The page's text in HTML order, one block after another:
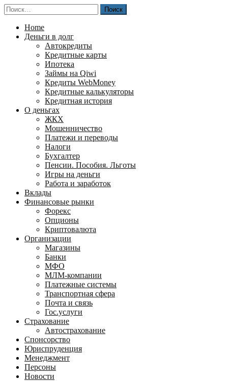
Перейти
к
содержимому
Найти:
Home
Деньги в долг
Автокредиты
Кредитные карты
Ипотека
Займы на Qiwi
Кредиты WebMoney
Кредитные калькуляторы
Кредитная история
О деньгах
ЖКХ
Мошенничество
Платежи и переводы
Налоги
Бухгалтер
Пенсии. Пособия. Льготы
Игры на деньги
Работа и заработок
Вклады
Финансовые рынки
Форекс
Опционы
Криптовалюта
Организации
Магазины
Банки
МФО
МЛМ-компании
Платежные системы
Транспортная сфера
Почта и связь
Гос.услуги
Страхование
Автострахование
Спонсорство
Юриспруденция
Менеджмент
Персоны
Новости